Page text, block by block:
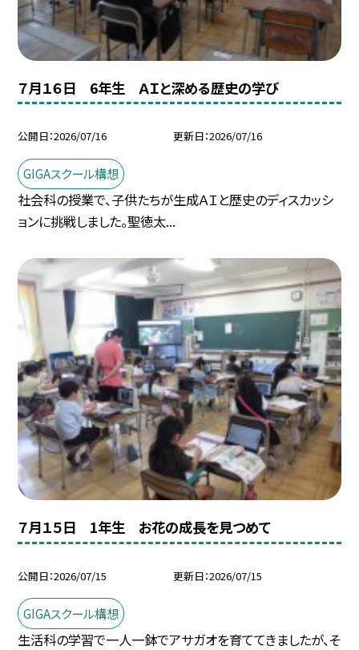
７月１６日 6年生 ＡＩと深める歴史の学び
公開日 2026/07/16 更新日 2026/07/16
GIGAスクール構想
社会科の授業で、子供たちが生成ＡＩと歴史のディスカッシ
ョンに挑戦しました。聖徳太...
７月１５日 1年生 お花の成長を見つめて
公開日 2026/07/15 更新日 2026/07/15
GIGAスクール構想
生活科の学習で一人一鉢でアサガオを育ててきましたが、そ